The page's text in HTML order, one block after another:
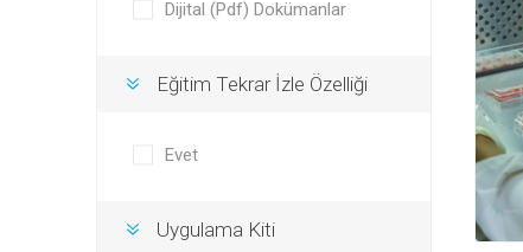
Dijital (Pdf) Dokümanlar
Eğitim Tekrar İzle Özelliği
Evet
Uygulama Kiti